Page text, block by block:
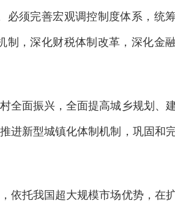
须完善宏观调控制度体系，统
制，深化财税体制改革，深化金
面振兴，全面提高城乡规划、
进新型城镇化体制机制，巩固和
托我国超大规模市场优势，在